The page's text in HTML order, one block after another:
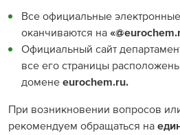
Все официальные
оканчиваются на
Официальный сайт
все его страницы
доменеeurochem.ru.
При возникновении вопросов
рекомендуем обращаться на